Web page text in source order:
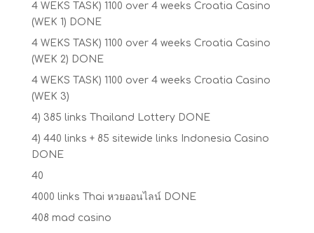
4 WEKS TASK) 1100 over 4 weeks Croatia Casino
(WEK 1) DONE
4 WEKS TASK) 1100 over 4 weeks Croatia Casino
(WEK 2) DONE
4 WEKS TASK) 1100 over 4 weeks Croatia Casino
(WEK 3)
4) 385 links Thailand Lottery DONE
4) 440 links + 85 sitewide links Indonesia Casino
DONE
40
4000 links Thai หวยออนไลน์ DONE
408 mad casino